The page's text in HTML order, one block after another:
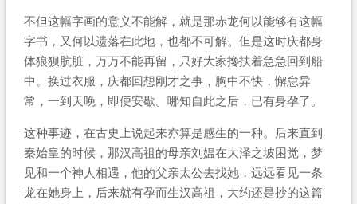
不但这幅字画的意义不能解，就是那赤龙何以能够有这幅
字书，又何以遗落在此地，也都不可解。但是这时庆都身
体狼狈肮脏，万万不能再留，只好大家搀扶着急急回到船
中。换过衣服，庆都回想刚才之事，胸中不快，懈怠异
常，一到天晚，即便安歇。哪知自此之后，已有身孕了。
这种事迹，在古史上说起来亦算是感生的一种。后来直到
秦始皇的时候，那汉高祖的母亲刘媪在大泽之坡困觉，梦
见和一个神人相遇，他的父亲太公去找她，远远看见一条
龙在她身上，后来就有孕而生汉高祖，大约还是抄的这篇